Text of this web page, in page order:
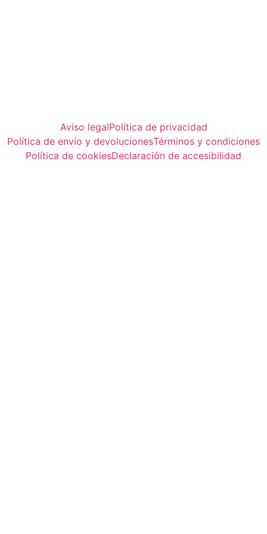
Aviso legalPolítica de privacidad
Política de envío y devolucionesTérminos y condiciones
Política de cookiesDeclaración de accesibilidad